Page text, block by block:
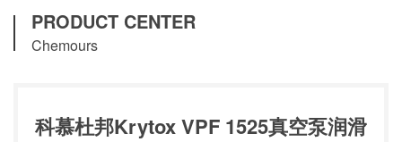
PRODUCT CENTER
Chemours
科慕杜邦Krytox VPF 1525真空泵润滑